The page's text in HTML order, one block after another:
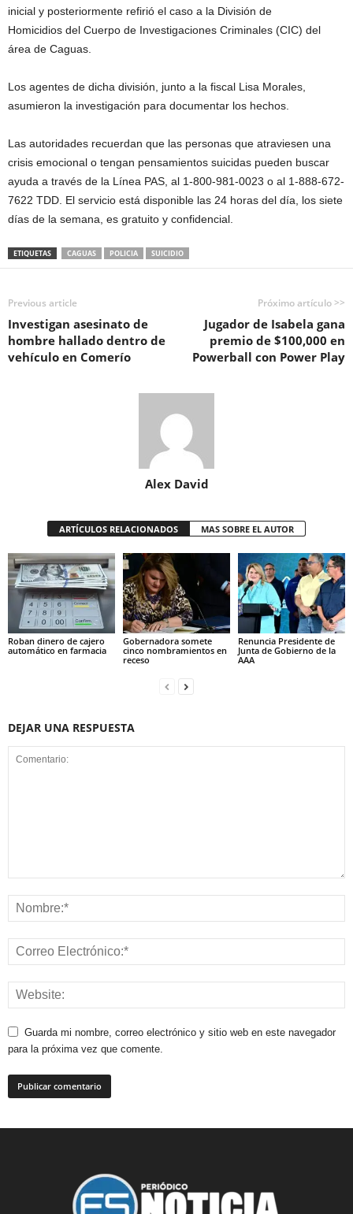
inicial y posteriormente refirió el caso a la División de
Homicidios del Cuerpo de Investigaciones Criminales (CIC) del
área de Caguas.
Los agentes de dicha división, junto a la fiscal Lisa Morales,
asumieron la investigación para documentar los hechos.
Las autoridades recuerdan que las personas que atraviesen una
crisis emocional o tengan pensamientos suicidas pueden buscar
ayuda a través de la Línea PAS, al 1-800-981-0023 o al 1-888-672-
7622 TDD. El servicio está disponible las 24 horas del día, los siete
días de la semana, es gratuito y confidencial.
ETIQUETAS CAGUAS POLICIA SUICIDIO
Previous article
Investigan asesinato de
hombre hallado dentro de
vehículo en Comerío
Próximo artículo >>
Jugador de Isabela gana
premio de $100,000 en
Powerball con Power Play
Alex David
ARTÍCULOS RELACIONADOS MAS SOBRE EL AUTOR
Roban dinero de cajero
automático en farmacia
Gobernadora somete
cinco nombramientos en
receso
Renuncia Presidente de
Junta de Gobierno de la
AAA
DEJAR UNA RESPUESTA
Guarda mi nombre, correo electrónico y sitio web en este navegador
para la próxima vez que comente.